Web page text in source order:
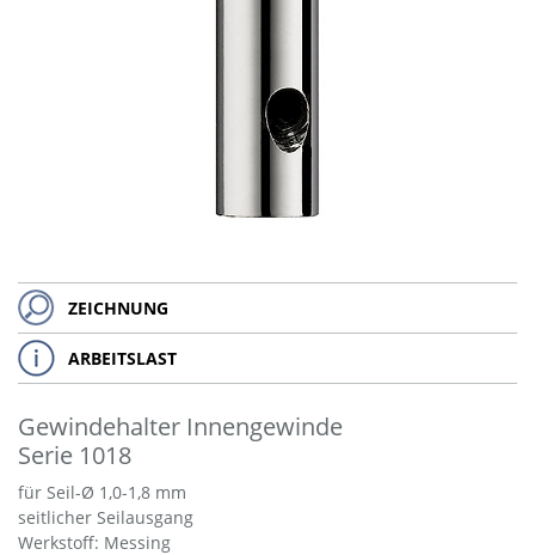
ZEICHNUNG
ARBEITSLAST
Gewindehalter Innengewinde
Serie 1018
für Seil-Ø 1,0-1,8 mm
seitlicher Seilausgang
Werkstoff: Messing